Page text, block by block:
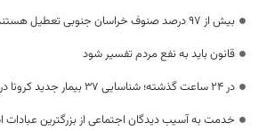
بیش از ۹۷ درصد صنوف خراسان جنوبی تعطیل هستند
قانون باید به نفع مردم تفسیر شود
در 24 ساعت گذشته؛ شناسایی 37 بیمار جدید کرونا در خراسان جنوبی
خدمت به آسیب دیدگان اجتماعی از بزرگترین